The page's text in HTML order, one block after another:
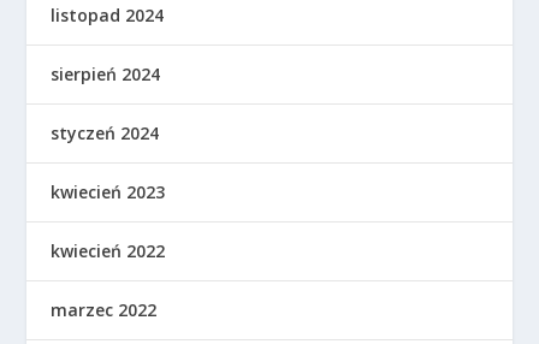
listopad 2024
sierpień 2024
styczeń 2024
kwiecień 2023
kwiecień 2022
marzec 2022